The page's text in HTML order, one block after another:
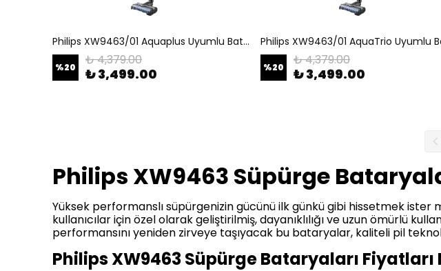
Philips XW9463/01 Aquaplus Uyumlu Batarya (STANDART KAPASİTE) 25.2V 3000mah Pil Şarjlı Dikey Süpürge Bataryası Tamir, Revizyon ve Pil Yenileme
%20 ₺ 4,379.00
₺ 3,499.00 %20 ₺ 4,379.00
₺ 3,499.00
Philips XW9463 Süpürge
Yüksek performanslı süpürgenizin gücünü ilk günkü gibi hissetmek ister
kullanıcılar için özel olarak geliştirilmiş, dayanıklılığı ve uzun ömürlü
performansını yeniden zirveye taşıyacak bu bataryalar, kaliteli pil
Philips XW9463 Süpürge Bataryaları Fiyatları